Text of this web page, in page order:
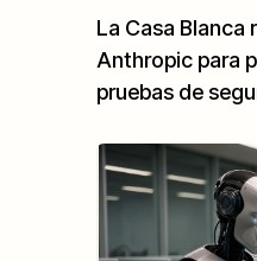
La Casa Blanca
Anthropic para
pruebas de